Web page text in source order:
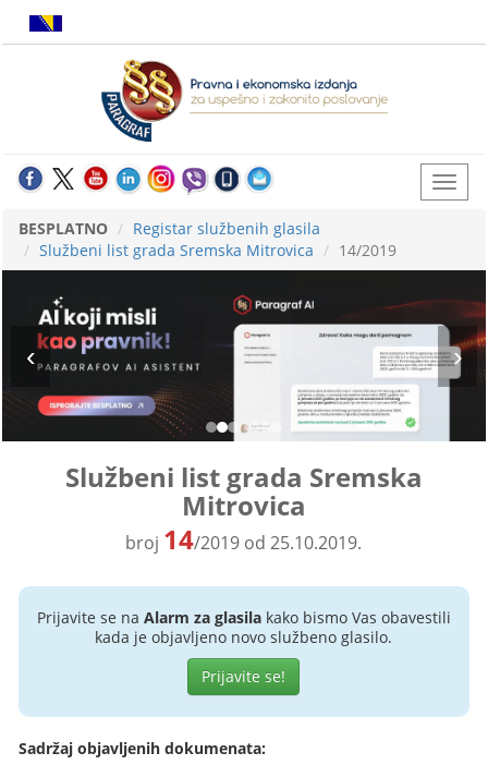
BESPLATNO
Registar službenih glasila
Službeni list grada Sremska Mitrovica
14/2019
Službeni list grada Sremska
Mitrovica
broj 14/2019 od 25.10.2019.
Prijavite se na Alarm za glasilakako bismo Vas obavestili
kada je objavljeno novo službeno glasilo.
Prijavite se!
Sadržaj objavljenih dokumenata: